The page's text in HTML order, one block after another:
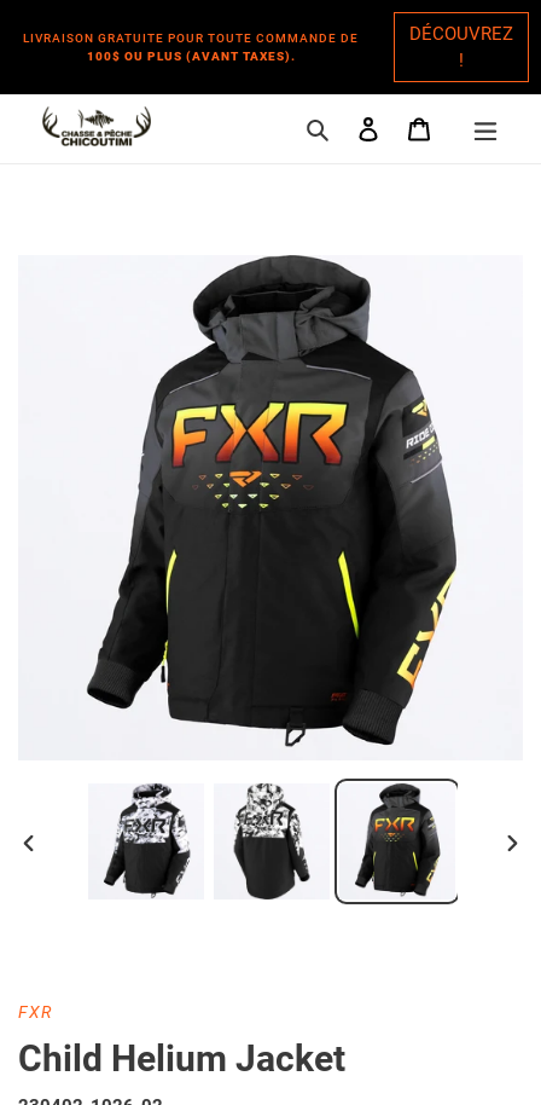
LIVRAISON GRATUITE POUR TOUTE COMMANDE DE
100$ OU PLUS (AVANT TAXES).
DÉCOUVREZ
!
RechercherSe connecter
Panier
DIAPOSITIVE
PRÉCÉDENTE
DISTRIBUTEUR
FXR
Child Helium Jacket